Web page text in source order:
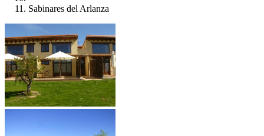
Sabinares del Arlanza